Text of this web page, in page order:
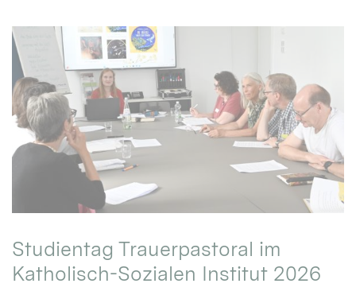
Studientag Trauerpastoral im
Katholisch-Sozialen Institut 2026